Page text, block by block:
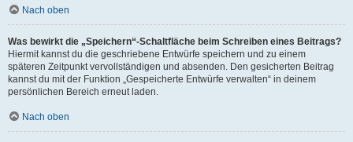
Nach oben
Was bewirkt die „Speichern“-Schaltfläche beim Schreiben eines Beitrags?
Hiermit kannst du die geschriebene Entwürfe speichern und zu einem
späteren Zeitpunkt vervollständigen und absenden. Den gesicherten Beitrag
kannst du mit der Funktion „Gespeicherte Entwürfe verwalten“ in deinem
persönlichen Bereich erneut laden.
Nach oben